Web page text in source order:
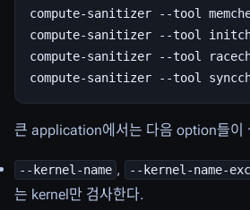
compute-sanitizer --tool
compute-sanitizer --tool
compute-sanitizer --tool
큰 application에서는 다음 option들이
--kernel-name , --kernel-name-
는 kernel만 검사한다.